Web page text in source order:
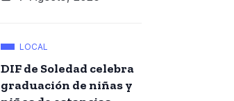
LOCAL
DIF de Soledad celebra
graduación de niñas y